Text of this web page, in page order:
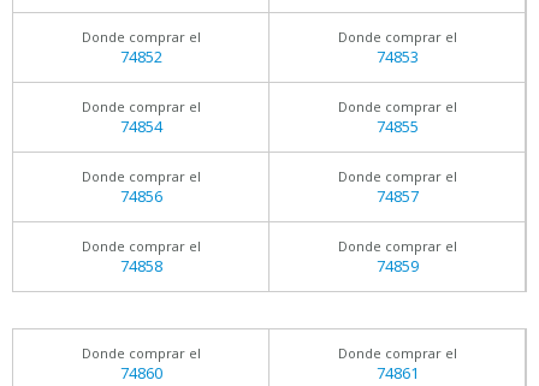
Donde comprar el
74852
Donde comprar el
74853
Donde comprar el
74854
Donde comprar el
74855
Donde comprar el
74856
Donde comprar el
74857
Donde comprar el
74858
Donde comprar el
74859
Donde comprar el
74860
Donde comprar el
74861